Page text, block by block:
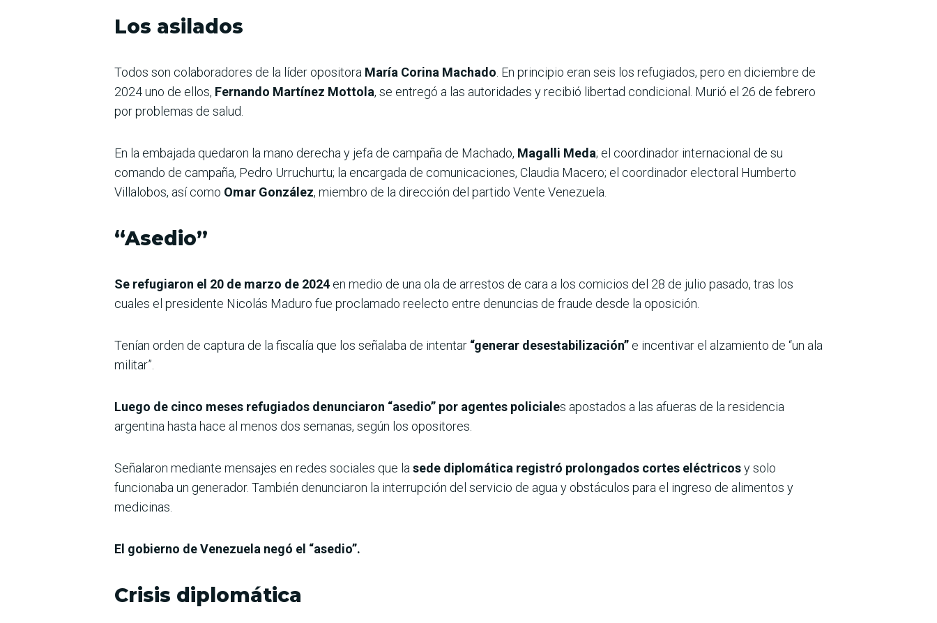
Los asilados
Todos son colaboradores de la líder opositora María Corina Machado . En principio eran seis los refugiados, pero en diciembre de
2024 uno de ellos, Fernando Martínez Mottola, se entregó a las autoridades y recibió libertad condicional. Murió el 26 de febrero
por problemas de salud.
En la embajada quedaron la mano derecha y jefa de campaña de Machado, Magalli Meda; el coordinador internacional de su
comando de campaña, Pedro Urruchurtu; la encargada de comunicaciones, Claudia Macero; el coordinador electoral Humberto
Villalobos, así como Omar González, miembro de la dirección del partido Vente Venezuela.
“Asedio”
Se refugiaron el 20 de marzo de 2024 en medio de una ola de arrestos de cara a los comicios del 28 de julio pasado, tras los
cuales el presidente Nicolás Maduro fue proclamado reelecto entre denuncias de fraude desde la oposición.
Tenían orden de captura de la fiscalía que los señalaba de intentar “generar desestabilización” e incentivar el alzamiento de “un ala
militar”.
Luego de cinco meses refugiados denunciaron “asedio” por agentes policiales apostados a las afueras de la residencia
argentina hasta hace al menos dos semanas, según los opositores.
Señalaron mediante mensajes en redes sociales que la sede diplomática registró prolongados cortes eléctricosy solo
funcionaba un generador. También denunciaron la interrupción del servicio de agua y obstáculos para el ingreso de alimentos y
medicinas.
El gobierno de Venezuela negó el “asedio”.
Crisis diplomática